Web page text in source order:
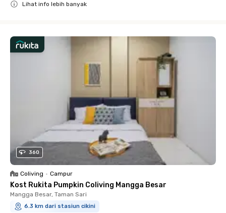
Lihat info lebih banyak
360
Coliving • Campur
Kost Rukita Pumpkin Coliving Mangga Besar
Mangga Besar, Taman Sari
6.3 km dari stasiun cikini